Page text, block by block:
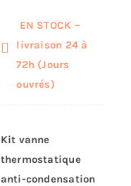
EN STOCK –
livraison 24 à
72h (Jours
ouvrés)
Kit vanne
thermostatique
anti-condensation